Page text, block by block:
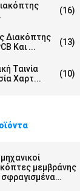
(16)
Διακόπτης
Και ...
(13)
Ταινία
Χαρτ...
(10)
μεμβράνης
σφραγισμένα